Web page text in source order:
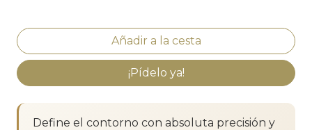
¡Pídelo ya!
Define el contorno con absoluta precisión y